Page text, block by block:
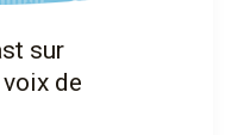
sur
voix de